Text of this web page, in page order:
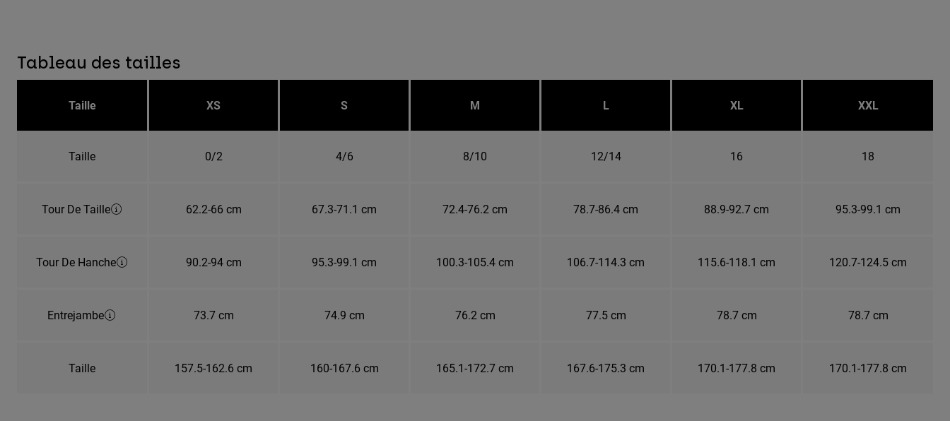
Tableau des tailles
Taille XS S M L XL XXL
Taille 0/2 4/6 8/10 12/14 16 18
Tour De Taille 62.2-66 cm 67.3-71.1 cm 72.4-76.2 cm 78.7-86.4 cm 88.9-92.7 cm 95.3-99.1 cm
Tour De Hanche 90.2-94 cm 95.3-99.1 cm 100.3-105.4 cm 106.7-114.3 cm 115.6-118.1 cm 120.7-124.5 cm
Entrejambe 73.7 cm 74.9 cm 76.2 cm 77.5 cm 78.7 cm 78.7 cm
Taille 157.5-162.6 cm 160-167.6 cm 165.1-172.7 cm 167.6-175.3 cm 170.1-177.8 cm 170.1-177.8 cm